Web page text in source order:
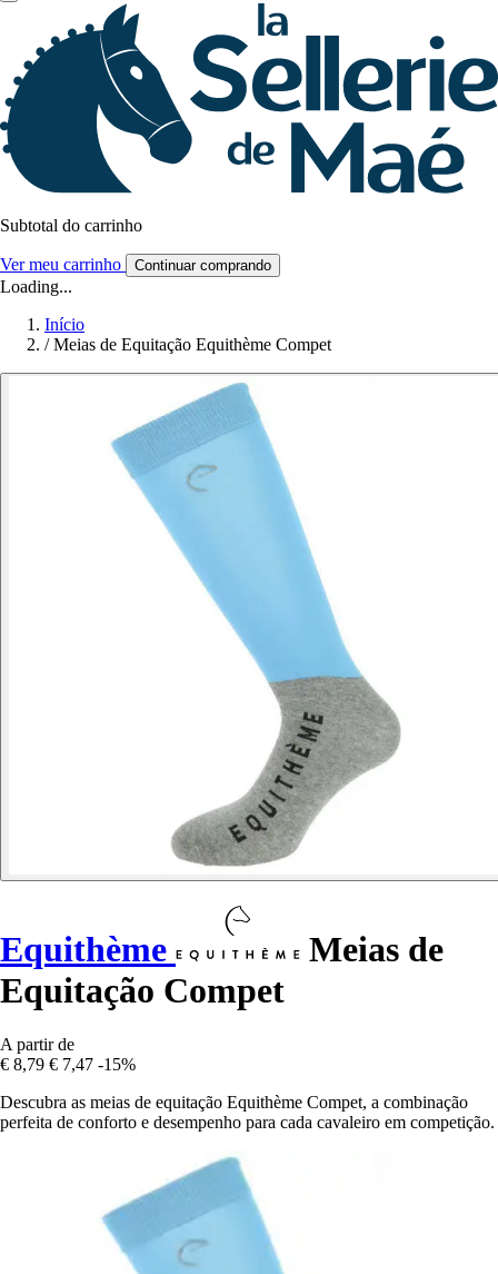
Subtotal do carrinho
Ver meu carrinho Continuar comprando
Loading...
Início
/ Meias de Equitação Equithème Compet
Equithème
Meias de
Equitação Compet
A partir de
€ 8,79 € 7,47 -15%
Descubra as meias de equitação Equithème Compet, a combinação
perfeita de conforto e desempenho para cada cavaleiro em competição.